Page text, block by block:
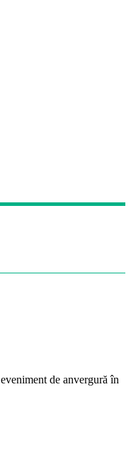
de anvergură în